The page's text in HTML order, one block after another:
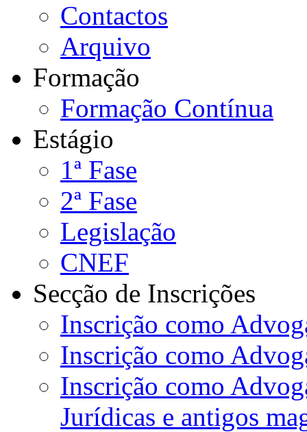
Contactos
Arquivo
Formação
Formação Contínua
Estágio
1ª Fase
2ª Fase
Legislação
CNEF
Secção de Inscrições
Inscrição como
Inscrição como
Inscrição como
Jurídicas e antigos